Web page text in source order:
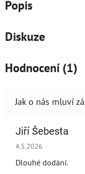
Popis
Diskuze
Hodnocení (1)
Jiří Šebesta
Hodnocení obchodu
4.5.2026
Dlouhé dodání.